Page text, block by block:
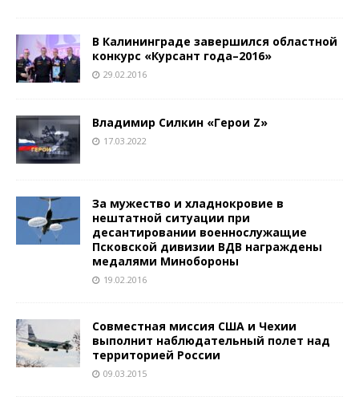
В Калининграде завершился областной
конкурс «Курсант года–2016»
29.02.2016
Владимир Силкин «Герои Z»
17.03.2022
За мужество и хладнокровие в
нештатной ситуации при
десантировании военнослужащие
Псковской дивизии ВДВ награждены
медалями Минобороны
19.02.2016
Совместная миссия США и Чехии
выполнит наблюдательный полет над
территорией России
09.03.2015